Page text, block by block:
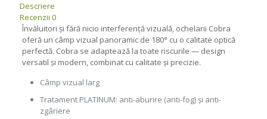
-
Bolle
Descriere
Recenzii 0
Învăluitori și fără nicio interferență vizuală, ochelarii Cobra
oferă un câmp vizual panoramic de 180° cu o calitate optică
perfectă. Cobra se adaptează la toate riscurile — design
versatil și modern, combinat cu calitate și precizie.
Câmp vizual larg
Tratament PLATINUM: anti-aburire (anti-fog) și anti-
zgâriere